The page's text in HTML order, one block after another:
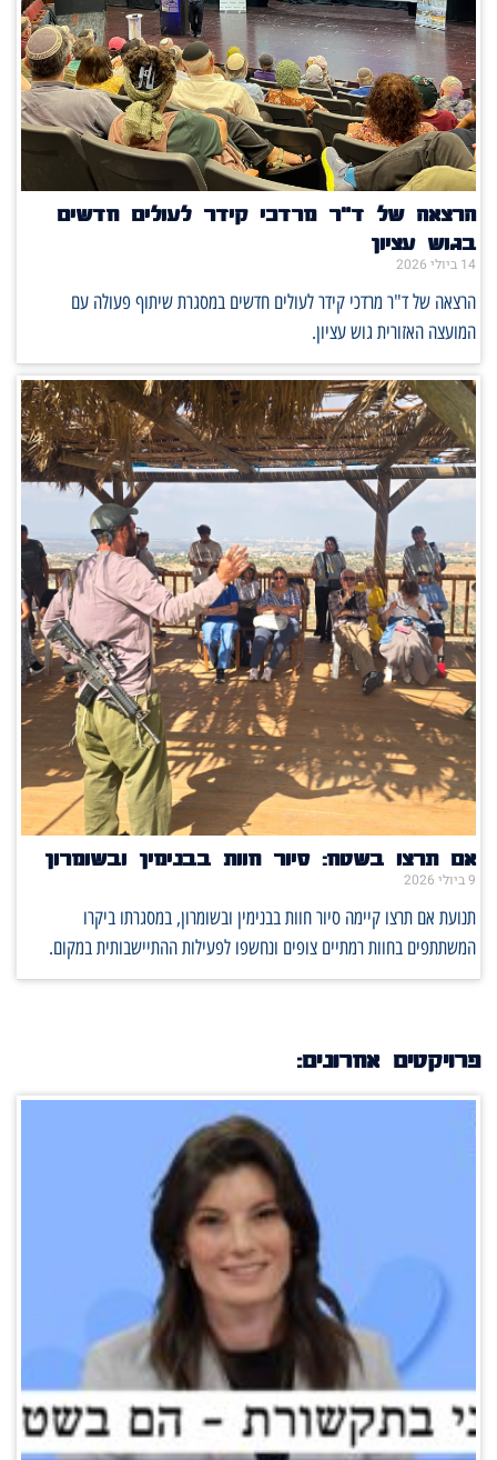
הרצאה של ד"ר מרדכי קידר לעולים חדשים
בגוש עציון
14 ביולי 2026
הרצאה של ד"ר מרדכי קידר לעולים חדשים במסגרת שיתוף פעולה עם
המועצה האזורית גוש עציון.
אם תרצו בשטח: סיור חוות בבנימין ובשומרון
9 ביולי 2026
תנועת אם תרצו קיימה סיור חוות בבנימין ובשומרון, במסגרתו ביקרו
המשתתפים בחוות רמתיים צופים ונחשפו לפעילות ההתיישבותית במקום.
פרויקטים אחרונים: